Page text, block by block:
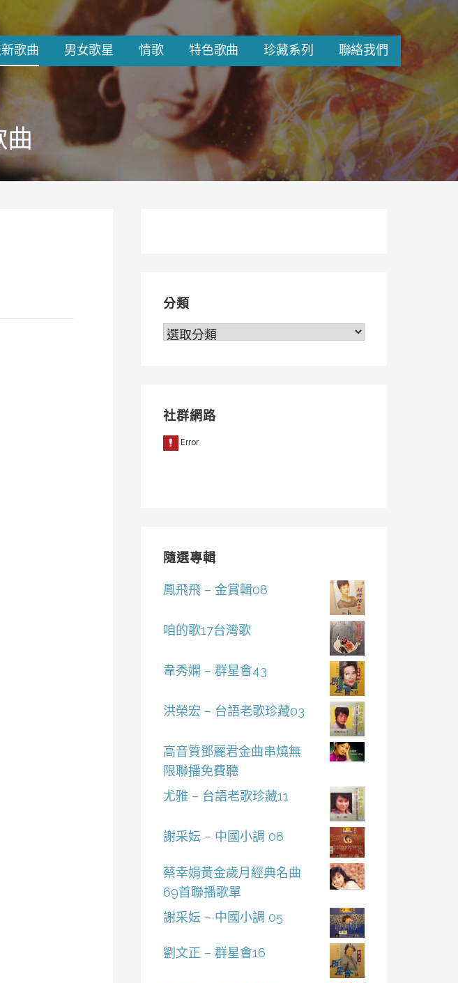
歌曲 男女歌星 情歌 特色歌曲 珍藏系列 聯絡我們
曲
分類
分
社群網路
隨選專輯
鳳飛飛 – 金賞輯08
咱的歌17台灣歌
韋秀嫻 – 群星會43
洪榮宏 – 台語老歌珍藏03
高音質鄧麗君金曲串燒無
限聯播免費聽
尤雅 – 台語老歌珍藏11
謝采妘 – 中國小調 08
蔡幸娟黃金歲月經典名曲
69首聯播歌單
謝采妘 – 中國小調 05
劉文正 – 群星會16